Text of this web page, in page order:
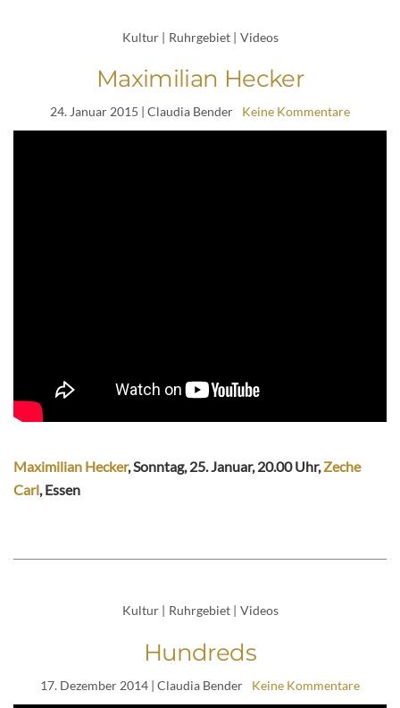
Kultur | Ruhrgebiet | Videos
Maximilian Hecker
24. Januar 2015 | Claudia Bender Keine Kommentare
Maximilian Hecker, Sonntag, 25. Januar, 20.00 Uhr,Zeche
Carl, Essen
Kultur | Ruhrgebiet | Videos
Hundreds
17. Dezember 2014 | Claudia Bender Keine Kommentare